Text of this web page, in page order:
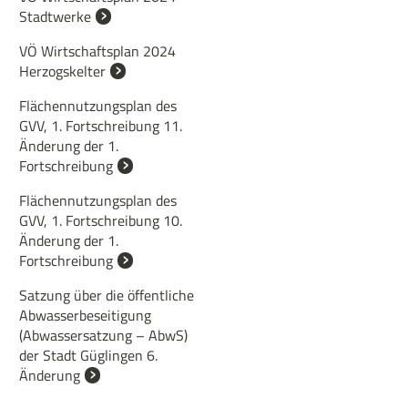
Stadtwerke
VÖ Wirtschaftsplan 2024
Herzogskelter
Flächennutzungsplan des
GVV, 1. Fortschreibung 11.
Änderung der 1.
Fortschreibung
Flächennutzungsplan des
GVV, 1. Fortschreibung 10.
Änderung der 1.
Fortschreibung
Satzung über die öffentliche
Abwasserbeseitigung
(Abwassersatzung – AbwS)
der Stadt Güglingen 6.
Änderung